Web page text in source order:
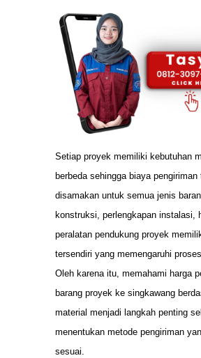
Setiap proyek memiliki kebutuhan
berbeda sehingga biaya
disamakan untuk semua jenis
konstruksi, perlengkapan instalasi,
peralatan pendukung proyek
tersendiri yang memengaruhi
Oleh karena itu, memahami harga
barang proyek ke singkawang
material menjadi langkah penting
menentukan metode pengiriman
sesuai.